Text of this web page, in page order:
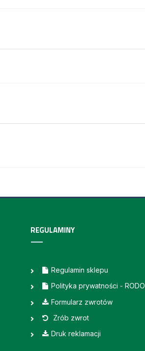
REGULAMINY
Regulamin sklepu
Polityka prywatności - RODO
Formularz zwrotów
Zrób zwrot
Druk reklamacji